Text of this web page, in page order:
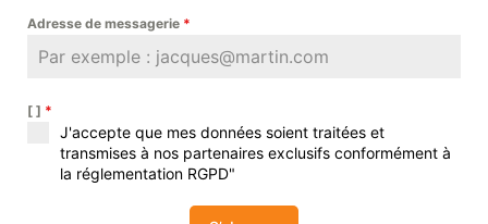
Adresse de messagerie *
[ ] *
J'accepte que mes données soient traitées et
transmises à nos partenaires exclusifs conformément à
la réglementation RGPD"